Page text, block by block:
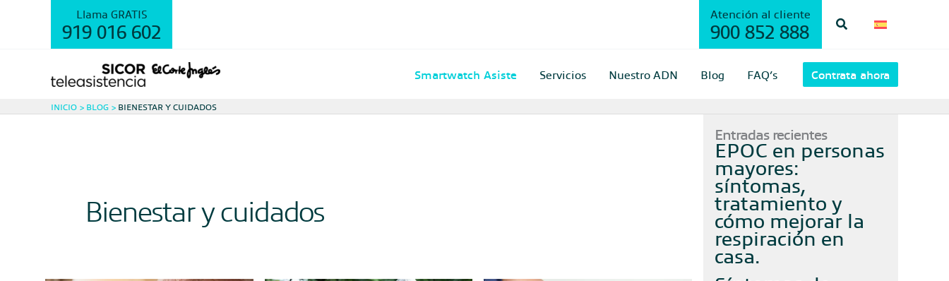
Llama GRATIS
919 016 602
Atención al cliente
900 852 888 Buscar
Smartwatch Asiste Servicios Nuestro ADN Blog FAQ’s Contrata ahora
INICIO BLOG BIENESTAR Y CUIDADOS
Bienestar y cuidados
Entradas recientes
EPOC en personas
mayores:
síntomas,
tratamiento y
cómo mejorar la
respiración en
casa